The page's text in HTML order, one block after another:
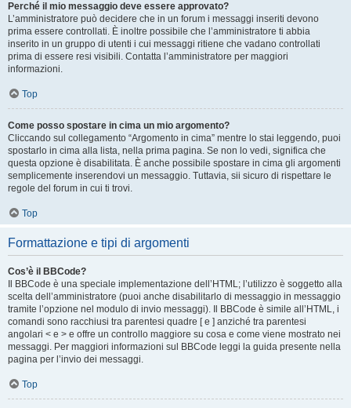
Perché il mio messaggio deve essere approvato?
L’amministratore può decidere che in un forum i messaggi inseriti devono
prima essere controllati. È inoltre possibile che l’amministratore ti abbia
inserito in un gruppo di utenti i cui messaggi ritiene che vadano controllati
prima di essere resi visibili. Contatta l’amministratore per maggiori
informazioni.
Top
Come posso spostare in cima un mio argomento?
Cliccando sul collegamento “Argomento in cima” mentre lo stai leggendo, puoi
spostarlo in cima alla lista, nella prima pagina. Se non lo vedi, significa che
questa opzione è disabilitata. È anche possibile spostare in cima gli argomenti
semplicemente inserendovi un messaggio. Tuttavia, sii sicuro di rispettare le
regole del forum in cui ti trovi.
Top
Formattazione e tipi di argomenti
Cos’è il BBCode?
Il BBCode è una speciale implementazione dell’HTML; l’utilizzo è soggetto alla
scelta dell’amministratore (puoi anche disabilitarlo di messaggio in messaggio
tramite l’opzione nel modulo di invio messaggi). Il BBCode è simile all’HTML, i
comandi sono racchiusi tra parentesi quadre [ e ] anziché tra parentesi
angolari < e > e offre un controllo maggiore su cosa e come viene mostrato nei
messaggi. Per maggiori informazioni sul BBCode leggi la guida presente nella
pagina per l’invio dei messaggi.
Top